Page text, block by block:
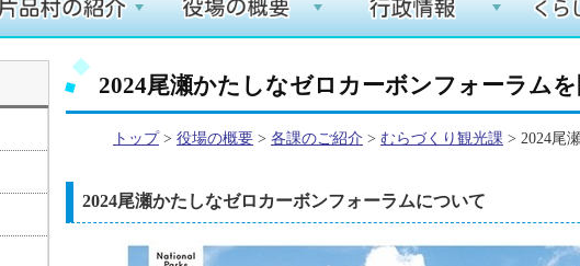
2024尾瀬かたしなゼロカーボンフォーラムを
トップ> 役場の概要 > 各課のご紹介 > むらづくり観光課 > 2024尾
2024尾瀬かたしなゼロカーボンフォーラムについて